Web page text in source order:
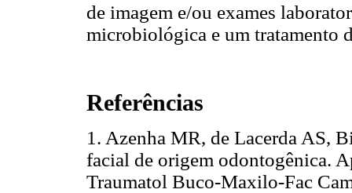
de imagem e/ou exames
microbiológica e um tratamento
Referências
1. Azenha MR, de Lacerda AS,
facial de origem odontogênica.
Traumatol Buco-Maxilo-Fac